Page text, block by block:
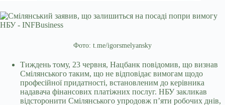
Фото: t.me/igorsmelyansky
Тиждень тому, 23 червня, Нацбанк повідомив, що визнав
Смілянського таким, що не відповідає вимогам щодо
професійної придатності, встановленим до керівника
надавача фінансових платіжних послуг. НБУ закликав
відсторонити Смілянського упродовж п’яти робочих днів,